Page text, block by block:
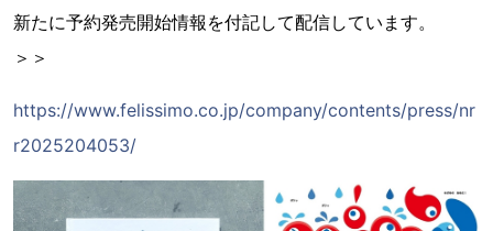
新たに予約発売開始情報を付記して配信しています。
＞＞
https://www.felissimo.co.jp/company/contents/press/nr
r2025204053/